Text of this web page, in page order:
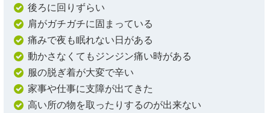
後ろに回りずらい
肩がガチガチに固まっている
痛みで夜も眠れない日がある
動かさなくてもジンジン痛い時がある
服の脱ぎ着が大変で辛い
家事や仕事に支障が出てきた
高い所の物を取ったりするのが出来ない